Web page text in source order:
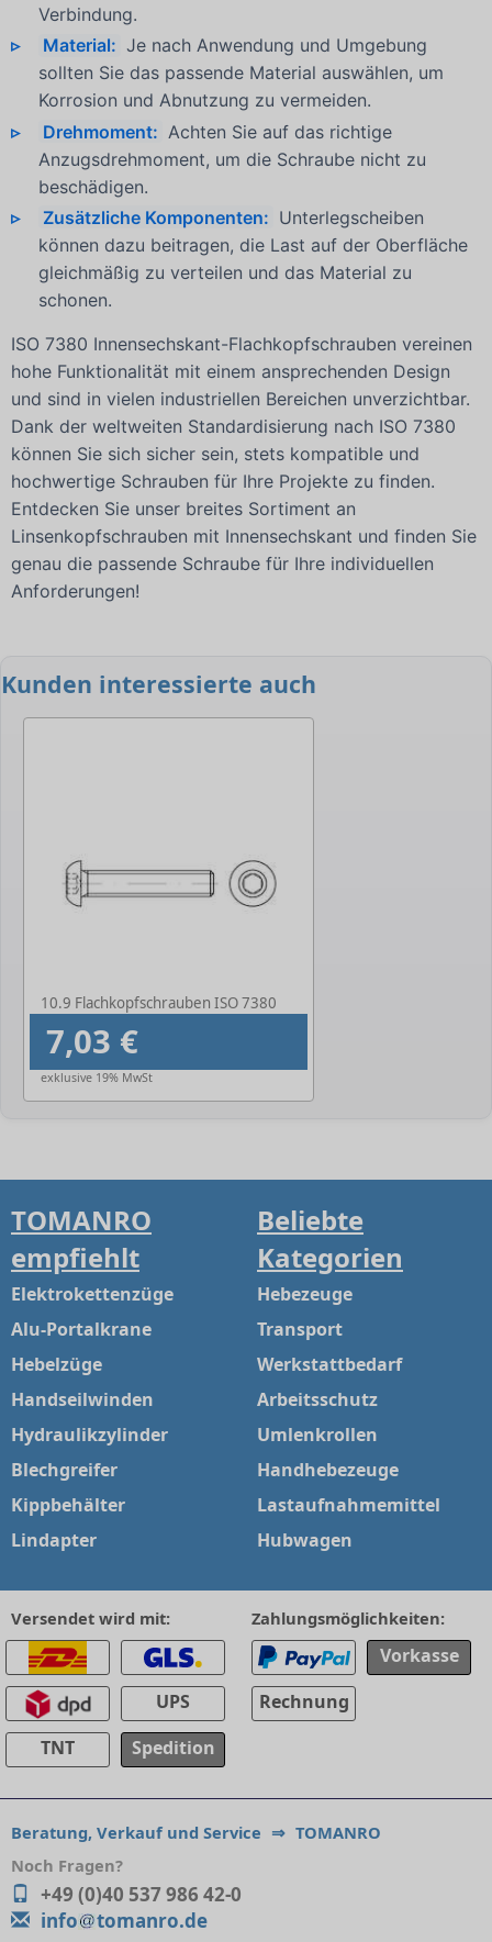
Verbindung.
Material: Je nach Anwendung und Umgebung
sollten Sie das passende Material auswählen, um
Korrosion und Abnutzung zu vermeiden.
Drehmoment: Achten Sie auf das richtige
Anzugsdrehmoment, um die Schraube nicht zu
beschädigen.
Zusätzliche Komponenten: Unterlegscheiben
können dazu beitragen, die Last auf der Oberfläche
gleichmäßig zu verteilen und das Material zu
schonen.
ISO 7380 Innensechskant-Flachkopfschrauben vereinen
hohe Funktionalität mit einem ansprechenden Design
und sind in vielen industriellen Bereichen unverzichtbar.
Dank der weltweiten Standardisierung nach ISO 7380
können Sie sich sicher sein, stets kompatible und
hochwertige Schrauben für Ihre Projekte zu finden.
Entdecken Sie unser breites Sortiment an
Linsenkopfschrauben mit Innensechskant und finden Sie
genau die passende Schraube für Ihre individuellen
Anforderungen!
Kunden interessierte auch
10.9 Flachkopfschrauben ISO 7380
7,03 €
exklusive 19% MwSt
TOMANRO
empfiehlt
Elektrokettenzüge
Alu-Portalkrane
Hebelzüge
Handseilwinden
Hydraulikzylinder
Blechgreifer
Kippbehälter
Lindapter
Beliebte
Kategorien
Hebezeuge
Transport
Werkstattbedarf
Arbeitsschutz
Umlenkrollen
Handhebezeuge
Lastaufnahmemittel
Hubwagen
Versendet wird mit:
UPS
TNT
Spedition
Zahlungsmöglichkeiten:
Vorkasse
Rechnung
Beratung, Verkauf und Service ⇒ TOMANRO
Noch Fragen?
+49 (0)40 537 986 42-0
info
tomanro.de